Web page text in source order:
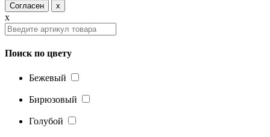
Согласен x
x
Поиск по цвету
Бежевый
Бирюзовый
Голубой